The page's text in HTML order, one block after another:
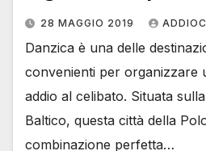
28 MAGGIO 2019
Danzica è una delle
convenienti per organizzare
addio al celibato. Situata
Baltico, questa città della
combinazione perfetta…